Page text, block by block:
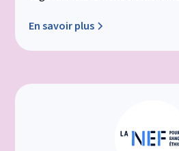
En savoir plus